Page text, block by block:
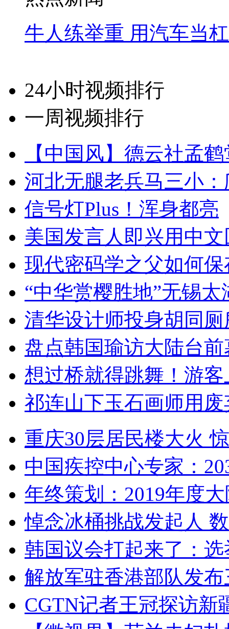
牛人练举重 用汽车当
24小时视频排行
一周视频排行
【中国风】德云社孟
河北无腿老兵马三小
信号灯Plus！浑身都亮
美国发言人即兴用中
现代密码学之父如何
“中华赏樱胜地”无锡
清华设计师投身胡同
盘点韩国瑜访大陆台
想过桥就得跳舞！游客
祁连山下玉石画师用
重庆30层居民楼大火
中国疾控中心专家：
年终策划：2019年度
悼念冰桶挑战发起人
韩国议会打起来了：
解放军驻香港部队发
CGTN记者王冠探访新